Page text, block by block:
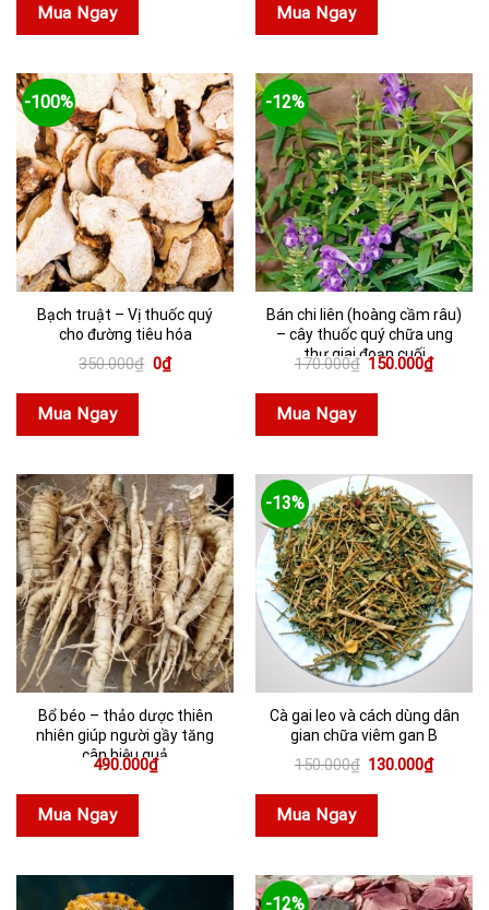
Mua Ngay Mua Ngay
-100%
Bạch truật – Vị thuốc quý
cho đường tiêu hóa
350.000₫ Giá
gốc
0₫Giá
hiện
Mua Ngay
-12%
Bán chi liên (hoàng cầm râu)
– cây thuốc quý chữa ung
thư giai đoạn cuối
170.000₫ Giá
là:
150.000₫Giá
hiện
Mua Ngay
Bổ béo – thảo dược thiên
nhiên giúp người gầy tăng
cân hiệu quả
490.000₫
Mua Ngay
-13%
Cà gai leo và cách dùng dân
gian chữa viêm gan B
150.000₫ Giá
là:
130.000₫Giá
hiện
Mua Ngay
-12%